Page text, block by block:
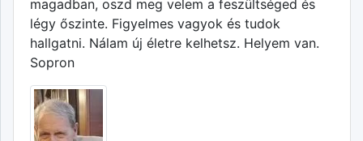
magadban, oszd meg velem a feszültséged és
légy őszinte. Figyelmes vagyok és tudok
hallgatni. Nálam új életre kelhetsz. Helyem van.
Sopron